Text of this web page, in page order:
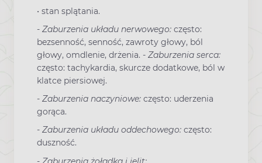
• stan splątania.
- Zaburzenia układu nerwowego: często:
bezsenność, senność, zawroty głowy, ból
głowy, omdlenie, drżenia. - Zaburzenia serca:
często: tachykardia, skurcze dodatkowe, ból w
klatce piersiowej.
- Zaburzenia naczyniowe: często: uderzenia
gorąca.
- Zaburzenia układu oddechowego: często:
duszność.